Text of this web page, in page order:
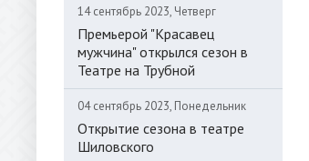
14 сентябрь 2023, Четверг
Премьерой "Красавец
мужчина" открылся сезон в
Театре на Трубной
04 сентябрь 2023, Понедельник
Открытие сезона в театре
Шиловского